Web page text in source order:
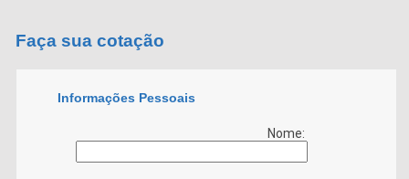
Faça sua cotação
Informações Pessoais
Nome: